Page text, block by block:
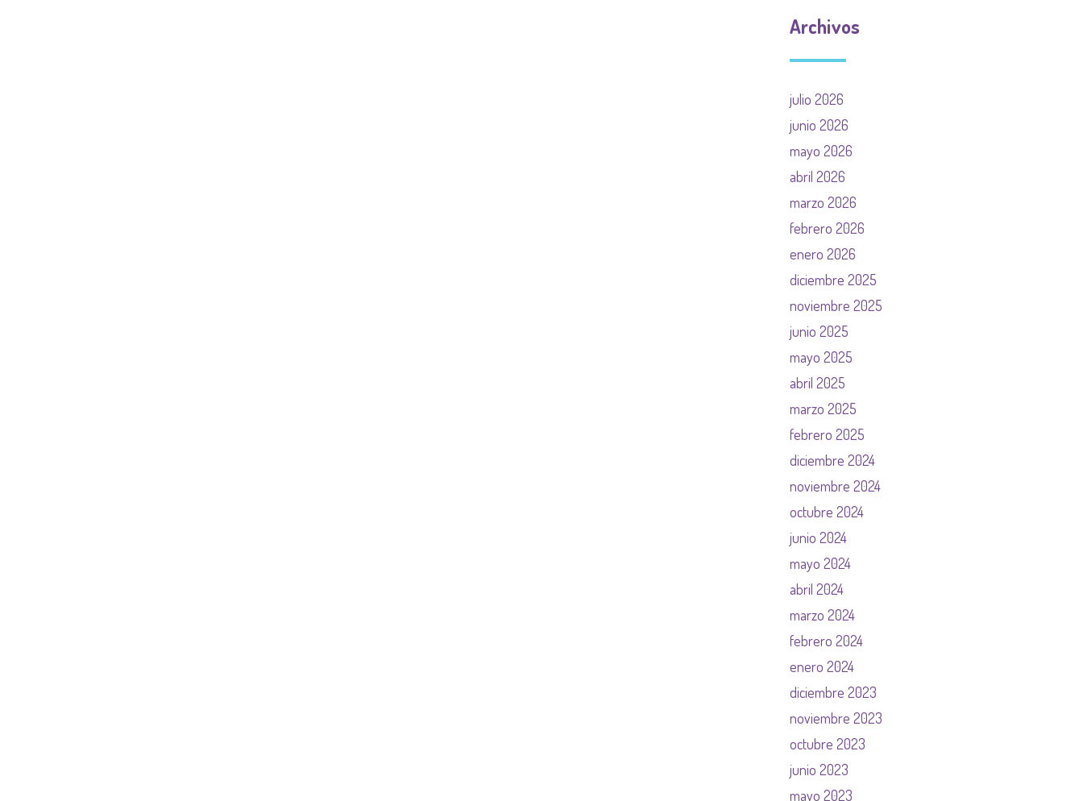
Archivos
julio 2026
junio 2026
mayo 2026
abril 2026
marzo 2026
febrero 2026
enero 2026
diciembre 2025
noviembre 2025
junio 2025
mayo 2025
abril 2025
marzo 2025
febrero 2025
diciembre 2024
noviembre 2024
octubre 2024
junio 2024
mayo 2024
abril 2024
marzo 2024
febrero 2024
enero 2024
diciembre 2023
noviembre 2023
octubre 2023
junio 2023
mayo 2023